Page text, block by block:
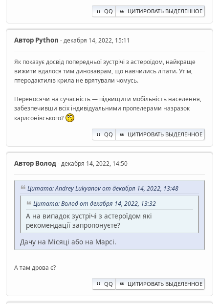
QQ ЦИТИРОВАТЬ ВЫДЕЛЕННОЕ
Автор Python - декабря 14, 2022, 15:11
Як показує досвід попередньої зустрічі з астероїдом, найкраще
вижити вдалося тим динозаврам, що навчились літати. Утім,
птеродактилів крила не врятували чомусь.
Переносячи на сучасність — підвищити мобільність населення,
забезпечивши всіх індивідуальними пропелерами назразок
карлсонівського?
QQ ЦИТИРОВАТЬ ВЫДЕЛЕННОЕ
Автор Волод- декабря 14, 2022, 14:50
Цитата: Andrey Lukyanov от декабря 14, 2022, 13:48
Цитата: Волод от декабря 14, 2022, 13:32
А на випадок зустрічі з астероїдом які
рекомендації запропонуєте?
Дачу на Місяці або на Марсі.
А там дрова є?
QQ ЦИТИРОВАТЬ ВЫДЕЛЕННОЕ